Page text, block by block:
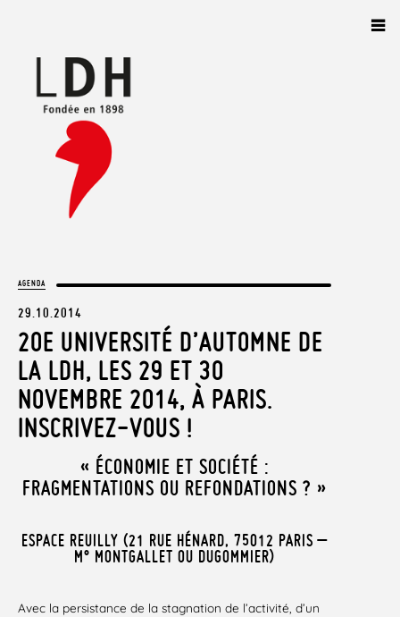
AGENDA
29.10.2014
20E UNIVERSITÉ D’AUTOMNE DE
LA LDH, LES 29 ET 30
NOVEMBRE 2014, À PARIS.
INSCRIVEZ-VOUS !
« ÉCONOMIE ET SOCIÉTÉ :
FRAGMENTATIONS OU REFONDATIONS ? »
ESPACE REUILLY (21 RUE HÉNARD, 75012 PARIS –
M° MONTGALLET OU DUGOMMIER)
Avec la persistance de la stagnation de l’activité, d’un